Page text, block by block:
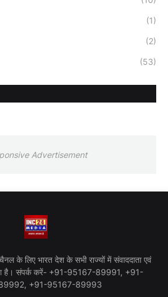
(1)
(2)
(53)
Advertisement
के लिए भारत देश के सभी राज्यों में संवाददाता एवं
है। संपर्क करें- +91-95167-89991, +91-
+91-95167-89993